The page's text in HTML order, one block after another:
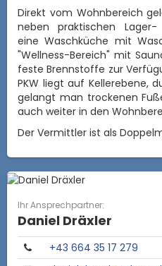
Direkt vom Wohnbereich
neben praktischen Lager-
eine Waschküche mit
"Wellness-Bereich" mit
feste Brennstoffe zur
PKW liegt auf Kellerebene,
gelangt man trockenen
auch weiter in den
Der Vermittler ist als
Ihr Ansprechpartner:
Daniel Dräxler
+43 664 35 17 279